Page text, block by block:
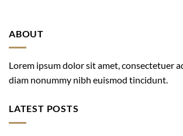
ABOUT
Lorem ipsum dolor sit amet, consectetuer
diam nonummy nibh euismod tincidunt.
LATEST POSTS